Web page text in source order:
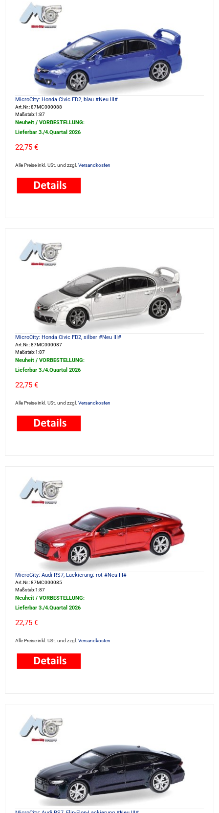
MicroCity: Honda Civic FD2, blau #Neu III#
Art.Nr.: 87MC000088
Maßstab:1:87
Neuheit / VORBESTELLUNG:
Lieferbar 3./4.Quartal 2026
22,75 €
Alle Preise inkl. USt. und zzgl. Versandkosten
MicroCity: Honda Civic FD2, silber #Neu III#
Art.Nr.: 87MC000087
Maßstab:1:87
Neuheit / VORBESTELLUNG:
Lieferbar 3./4.Quartal 2026
22,75 €
Alle Preise inkl. USt. und zzgl. Versandkosten
MicroCity: Audi RS7, Lackierung: rot #Neu III#
Art.Nr.: 87MC000085
Maßstab:1:87
Neuheit / VORBESTELLUNG:
Lieferbar 3./4.Quartal 2026
22,75 €
Alle Preise inkl. USt. und zzgl. Versandkosten